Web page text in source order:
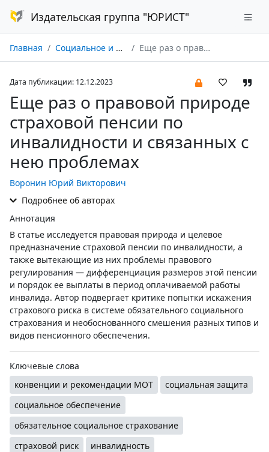
Издательская группа "ЮРИСТ"
Главная Социальное и пенсионное право № 04/2023 Еще раз о правовой природе страховой пенсии по инвалидности и связанных с нею проблемах
Дата публикации: 12.12.2023
Еще раз о правовой природе
страховой пенсии по
инвалидности и связанных с
нею проблемах
Воронин Юрий Викторович
Подробнее об авторах
Аннотация
В статье исследуется правовая природа и целевое
предназначение страховой пенсии по инвалидности, а
также вытекающие из них проблемы правового
регулирования — дифференциация размеров этой пенсии
и порядок ее выплаты в период оплачиваемой работы
инвалида. Автор подвергает критике попытки искажения
страхового риска в системе обязательного социального
страхования и необоснованного смешения разных типов и
видов пенсионного обеспечения.
Ключевые слова
конвенции и рекомендации МОТ
социальная защита
социальное обеспечение
обязательное социальное страхование
страховой риск
инвалидность